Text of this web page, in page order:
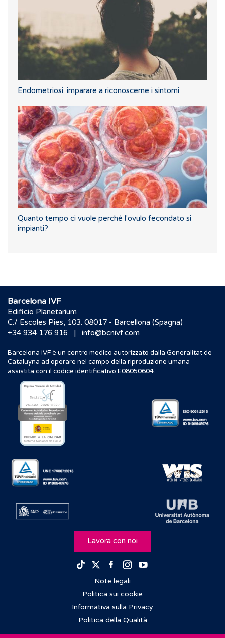
Endometriosi: imparare a riconoscerne i sintomi
Quanto tempo ci vuole perché l'ovulo fecondato si
impianti?
Barcelona IVF
Edificio Planetarium
C./ Escoles Pies, 103. 08017 - Barcellona (Spagna)
+34 934 176 916
| info@bcnivf.com
Barcelona IVF è un centro medico autorizzato dalla Generalitat de
Cataluyna ad operare nel campo della riproduzione umana
assistita con il codice identificativo E08050604.
Lavora con noi
TikTokTwitterFacebook
Instagram
Note legali
Politica sui cookie
Informativa sulla Privacy
Politica della Qualità